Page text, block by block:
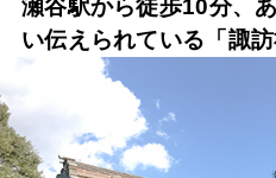
瀬谷駅から徒歩10分、
い伝えられている「諏訪